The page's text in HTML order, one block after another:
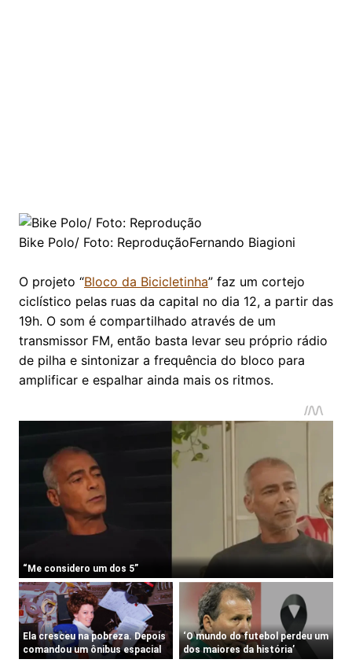
Bike Polo/ Foto: ReproduçãoFernando Biagioni
O projeto “Bloco da Bicicletinha” faz um cortejo
ciclístico pelas ruas da capital no dia 12, a partir das
19h. O som é compartilhado através de um
transmissor FM, então basta levar seu próprio rádio
de pilha e sintonizar a frequência do bloco para
amplificar e espalhar ainda mais os ritmos.